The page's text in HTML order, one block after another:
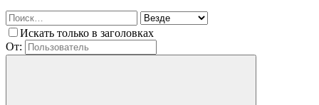
Искать только в заголовках
От: